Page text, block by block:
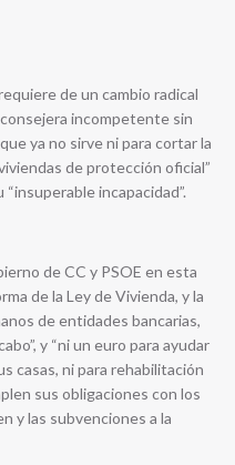
de un cambio radical
incompetente sin
ya no sirve ni para cortar la
de protección oficial”
incapacidad”.
de CC y PSOE en esta
de la Ley de Vivienda, y la
de entidades bancarias,
y “ni un euro para ayudar
casas, ni para rehabilitación
sus obligaciones con los
y las subvenciones a la